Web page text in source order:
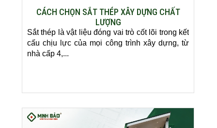
CÁCH CHỌN SẮT THÉP XÂY DỰNG CHẤT
LƯỢNG
Sắt thép là vật liệu đóng vai trò cốt lõi trong kết
cấu chịu lực của mọi công trình xây dựng, từ
nhà cấp 4,...